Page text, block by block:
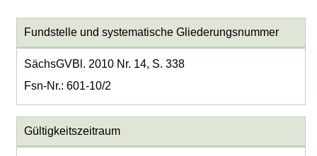
Fundstelle und systematische Gliederungsnummer
SächsGVBl. 2010 Nr. 14, S. 338
Fsn-Nr.: 601-10/2
Gültigkeitszeitraum